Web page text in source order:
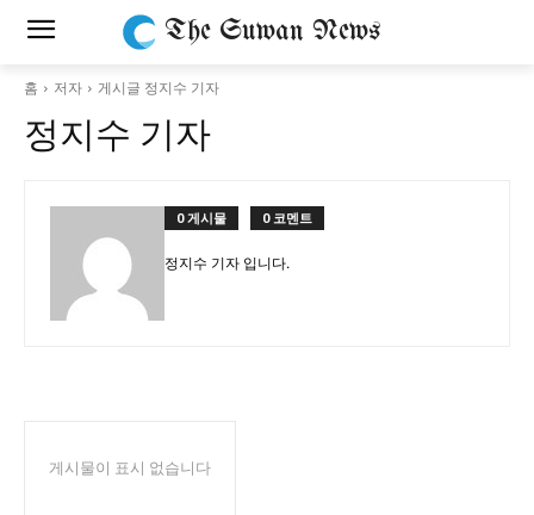
The Suwan News
홈 저자 게시글 정지수 기자
정지수 기자
0 게시물 0 코멘트
정지수 기자 입니다.
게시물이 표시 없습니다